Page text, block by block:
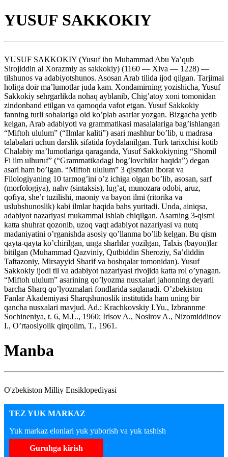
YUSUF SAKKOKIY
YUSUF SAKKOKIY (Yusuf ibn Muhammad Abu Ya’qub
Sirojiddin al Xorazmiy as sakkokiy) (1160 — Xiva — 1228) —
tilshunos va adabiyotshunos. Asosan Arab tilida ijod qilgan. Tarjimai
holiga doir ma’lumotlar juda kam. Xondamirning yozishicha, Yusuf
Sakkokiy sehrgarlikda nohaq ayblanib, Chig’atoy xoni tomonidan
zindonband etilgan va qamoqda vafot etgan. Yusuf Sakkokiy
fanning turli sohalariga oid ko’plab asarlar yozgan. Bizgacha yetib
kelgan, Arab adabiyoti va grammatikasi masalalariga bag’ishlangan
“Miftoh ululum” (“Ilmlar kaliti”) asari mashhur bo’lib, u madrasa
talabalari uchun darslik sifatida foydalanilgan. Turk tarixchisi kotib
Chalabiy ma’lumotlariga qaraganda, Yusuf Sakkokiyning “Shomil
Fi ilm ulhuruf” (“Grammatikadagi bog’lovchilar haqida”) degan
asari ham bo’lgan. “Miftoh ululum” 3 qismdan iborat va
Filologiyaning 10 tarmog’ini o’z ichiga olgan bo’lib, asosan, sarf
(morfologiya), nahv (sintaksis), lug’at, munozara odobi, aruz,
qofiya, she’r tuzilishi, maoniy va bayon ilmi (ritorika va
uslubshunoslik) kabi ilmlar haqida bahs yuritadi. Unda, ainiqsa,
adabiyot nazariyasi mukammal ishlab chiqilgan. Asarning 3-qismi
katta shuhrat qozonib, uzoq vaqt adabiyot nazariyasi va nutq
madaniyatini o’rganishda asosiy qo’llanma bo’lib kelgan. Bu qism
qayta-qayta ko’chirilgan, unga sharhlar yozilgan, Talxis (bayon)lar
bitilgan (Muhammad Qazviniy, Qutbiddin Sheroziy, Sa’diddin
Taftazoniy, Mirsayyid Sharif va boshqalar tomonidan). Yusuf
Sakkokiy ijodi til va adabiyot nazariyasi rivojida katta rol o’ynagan.
“Miftoh ululum” asarining qo’lyozma nusxalari jahonning deyarli
barcha Sharq qo’lyozmalari fondlarida saqlanadi. O’zbekiston
Fanlar Akademiyasi Sharqshunoslik institutida ham uning bir
qancha nusxalari mavjud. Ad.: Krachkovskiy I.Yu., Izbrannme
Sochineniya, t. 6, M.L., 1960; Irisov A., Nosirov A., Nizomiddinov
I., O’rtaosiyolik qirqolim, T., 1961.
Manba
O'zbekiston Milliy Ensiklopediyasi
TEZ YUK MARKAZ
Yuk markaz elonlari yuk yuborish va yuk tashish
Guruhga kirish